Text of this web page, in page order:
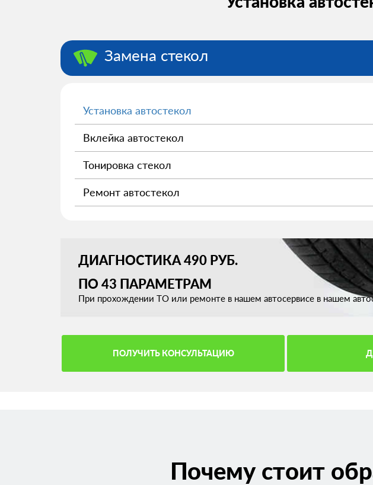
Замена стекол
Установка автостекол
Вклейка автостекол
Тонировка стекол
Ремонт автостекол
ДИАГНОСТИКА 490 РУБ.
ПО 43 ПАРАМЕТРАМ
При прохождении ТО или ремонте в нашем автосервисе в нашем
ПОЛУЧИТЬ КОНСУЛЬТАЦИЮ
Почему стоит